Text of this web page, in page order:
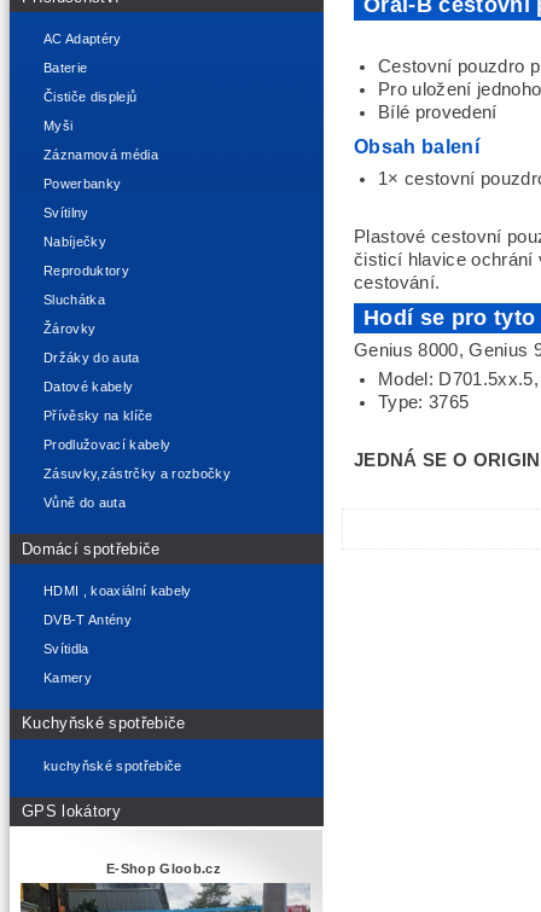
AC Adaptéry
Baterie
Čističe displejů
Myši
Záznamová média
Powerbanky
Svítilny
Nabíječky
Reproduktory
Sluchátka
Žárovky
Držáky do auta
Datové kabely
Přívěsky na klíče
Prodlužovací kabely
Zásuvky,zástrčky a rozbočky
Vůně do auta
Domácí spotřebiče
HDMI , koaxiální kabely
DVB-T Antény
Svítidla
Kamery
Kuchyňské spotřebiče
kuchyňské spotřebiče
GPS lokátory
E-Shop Gloob.cz
Cestovní pouzdro
Pro uložení
Bílé provedení
Obsah balení
1× cestovní
Plastové cestovní
čisticí hlavice ochrání
cestování.
Hodí se pro
Genius 8000, Genius
Model:
Type: 3765
JEDNÁ SE O